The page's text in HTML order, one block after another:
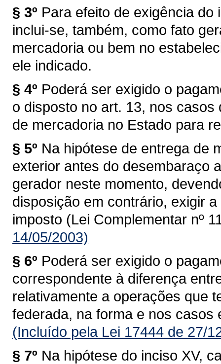
§ 3º Para efeito de exigência
inclui-se, também, como fato
mercadoria ou bem no
ele indicado.
§ 4º Poderá ser exigido o
o disposto no art. 13, nos
de mercadoria no Estado para
§ 5º Na hipótese de entrega de
exterior antes do desembaraço
gerador neste momento,
disposição em contrário, exigir
imposto (Lei Complementar nº
14/05/2003)
§ 6º Poderá ser exigido o
correspondente à diferença
relativamente a operações que
federada, na forma e nos casos
(Incluído pela Lei 17444 de 27/
§ 7º Na hipótese do inciso XV,